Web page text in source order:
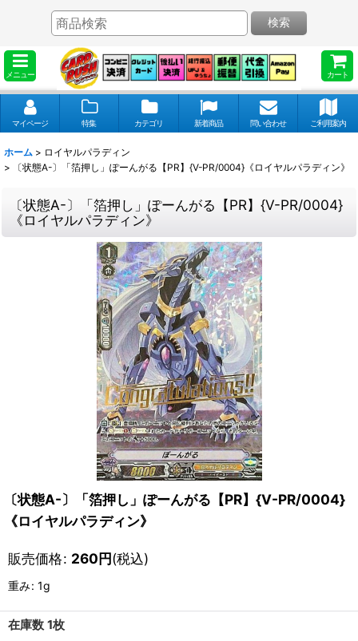
メニュー カート
検索
マイページ 特集 カテゴリ 新着商品 問い合わせ ご利用案内
ホーム > ロイヤルパラディン
>
〔状態A-〕「箔押し」ぽーんがる【PR】{V-PR/0004}《ロイヤルパラディン》
〔状態A-〕「箔押し」ぽーんがる【PR】{V-PR/0004}
《ロイヤルパラディン》
〔状態A-〕「箔押し」ぽーんがる【PR】{V-PR/0004}
《ロイヤルパラディン》
販売価格: 260円(税込)
重み: 1g
在庫数 1枚